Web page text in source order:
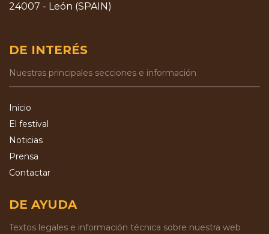
24007 - León (SPAIN)
DE INTERÉS
Nuestras principales secciones e información
Inicio
El festival
Noticias
Prensa
Contactar
DE AYUDA
Textos legales e información técnica sobre nuestra web